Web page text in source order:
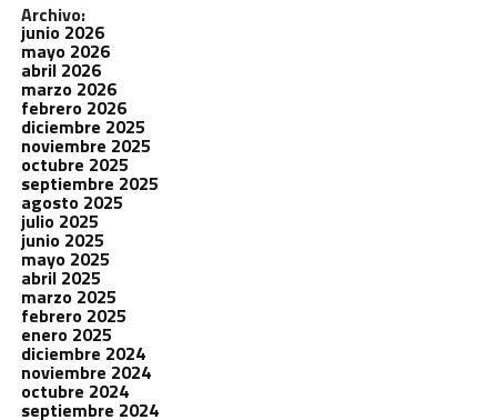
Archivo:
junio 2026
mayo 2026
abril 2026
marzo 2026
febrero 2026
diciembre 2025
noviembre 2025
octubre 2025
septiembre 2025
agosto 2025
julio 2025
junio 2025
mayo 2025
abril 2025
marzo 2025
febrero 2025
enero 2025
diciembre 2024
noviembre 2024
octubre 2024
septiembre 2024